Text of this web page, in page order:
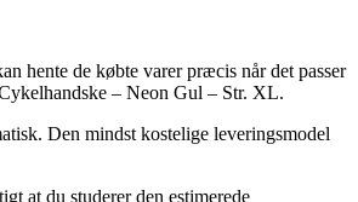
hente de købte varer præcis når det passer
– Neon Gul – Str. XL.
Den mindst kostelige leveringsmodel
at du studerer den estimerede